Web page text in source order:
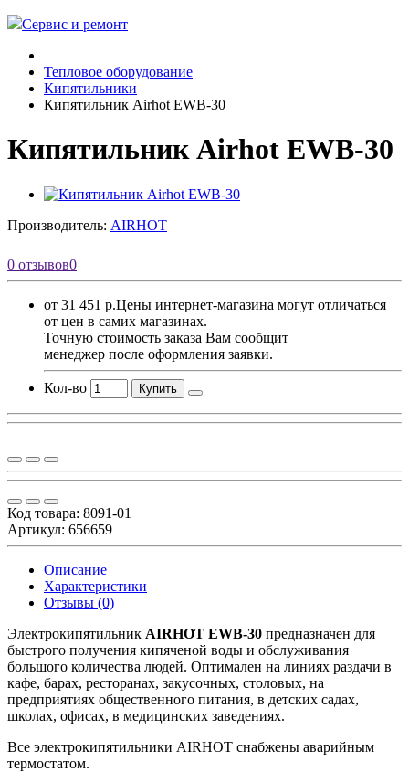
Сервис и ремонт
Тепловое оборудование
Кипятильники
Кипятильник Airhot EWB-30
Кипятильник Airhot EWB-30
Производитель: AIRHOT
0 отзывов0
от 31 451 р.Цены интернет-магазина могут отличаться
от цен в самих магазинах.
Точную стоимость заказа Вам сообщит
менеджер после оформления заявки.
Кол-во Купить
Код товара: 8091-01
Артикул: 656659
Описание
Характеристики
Отзывы (0)
Электрокипятильник AIRHOT EWB-30 предназначен для
быстрого получения кипяченой воды и обслуживания
большого количества людей. Оптимален на линиях раздачи в
кафе, барах, ресторанах, закусочных, столовых, на
предприятиях общественного питания, в детских садах,
школах, офисах, в медицинских заведениях.
Все электрокипятильники AIRHOT снабжены аварийным
термостатом.